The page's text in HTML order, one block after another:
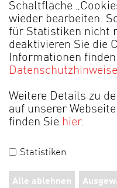
FAQ
Oder zu den häufig
Schaltfläche
wieder bearbeiten.
für Statistiken nicht
deaktivieren Sie die
Informationen
Weitere Details zu
auf unserer
finden Sie hier.
Statistiken
Alle ablehnen